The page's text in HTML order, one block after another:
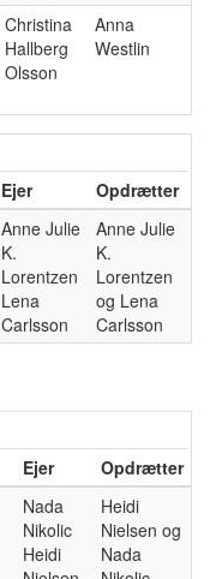
Christina
Hallberg
Olsson
Anna
Westlin
Ejer
Opdrætter
Anne Julie
K.
Lorentzen
Lena
Carlsson
Anne Julie
K.
Lorentzen
og Lena
Carlsson
Ejer
Opdrætter
Nada
Nikolic
Heidi
Heidi
Nielsen og
Nada